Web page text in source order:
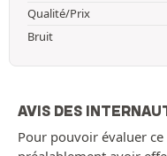
Qualité/Prix
Bruit
AVIS DES
Pour pouvoir évaluer